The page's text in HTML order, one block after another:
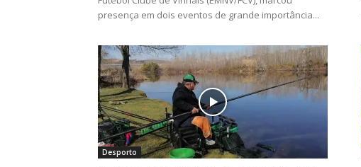
presença em dois eventos de grande importância...
Desporto